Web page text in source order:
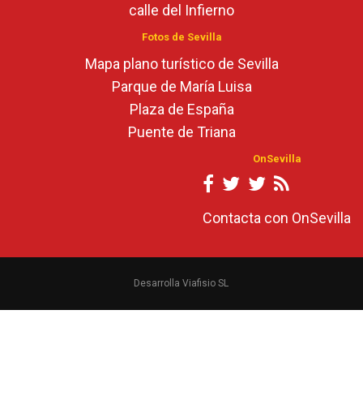
calle del Infierno
Fotos de Sevilla
Mapa plano turístico de Sevilla
Parque de María Luisa
Plaza de España
Puente de Triana
OnSevilla
Contacta con OnSevilla
Desarrolla Viafisio SL